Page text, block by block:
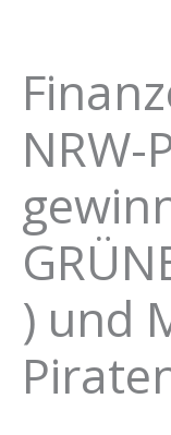
NRW-
) und